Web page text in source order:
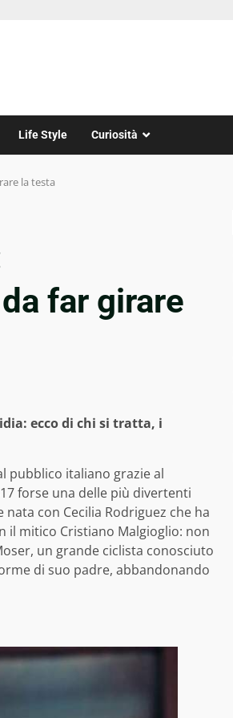
Life Style Curiosità
la testa
far girare
ecco di chi si tratta, i
pubblico italiano grazie al
forse una delle più divertenti
con Cecilia Rodriguez che ha
il mitico Cristiano Malgioglio: non
un grande ciclista conosciuto
di suo padre, abbandonando